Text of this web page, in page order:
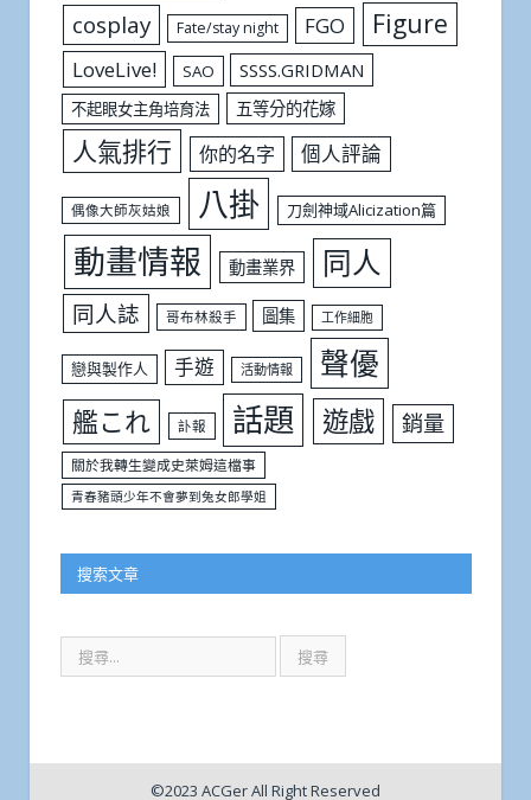
cosplay Fate/stay night FGO Figure
LoveLive! SAO SSSS.GRIDMAN
不起眼女主角培育法 五等分的花嫁
人氣排行 你的名字 個人評論
偶像大師灰姑娘 八掛 刀劍神域Alicization篇
動畫情報 動畫業界 同人
同人誌 哥布林殺手 圖集 工作細胞
戀與製作人 手遊 活動情報 聲優
艦これ 訃報 話題 遊戲 銷量
關於我轉生變成史萊姆這檔事
青春豬頭少年不會夢到兔女郎學姐
搜索文章
©2023 ACGer All Right Reserved